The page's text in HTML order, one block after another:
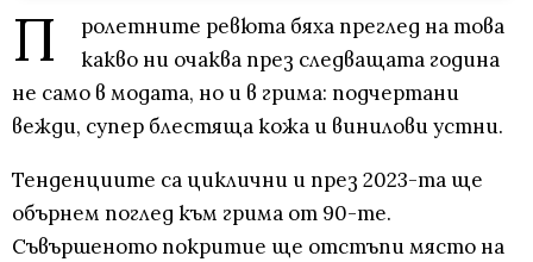
П
ролетните ревюта бяха преглед на това
какво ни очаква през следващата година
не само в модата, но и в грима: подчертани
вежди, супер блестяща кожа и винилови устни.
Тенденциите са циклични и през 2023-та ще
обърнем поглед към грима от 90-те.
Съвършеното покритие ще отстъпи място на